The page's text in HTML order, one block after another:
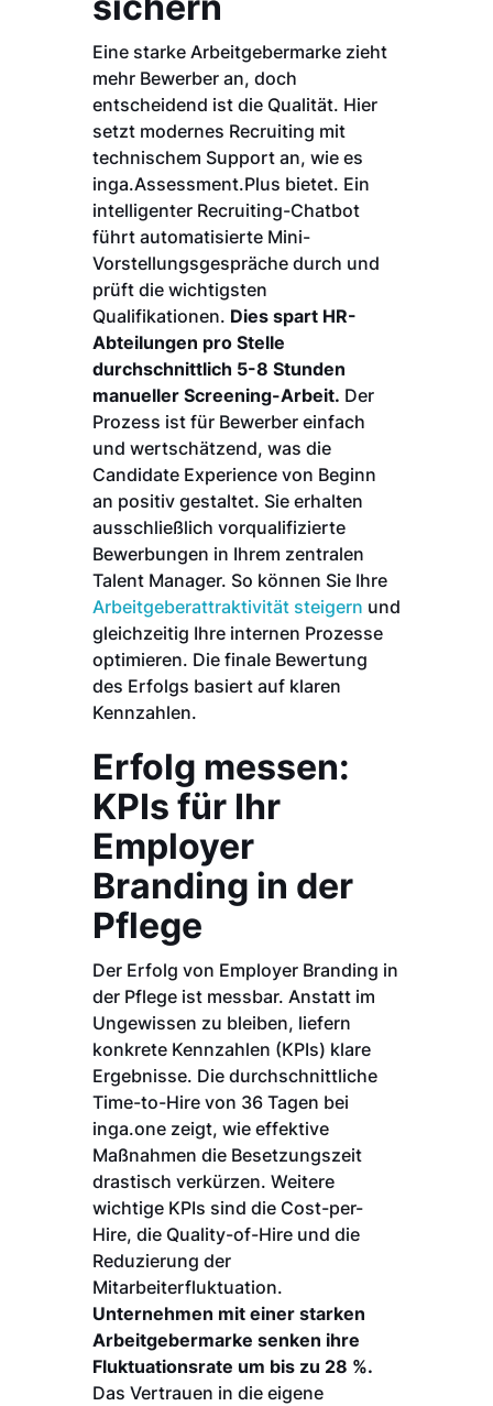
Eine starke Arbeitgebermarke zieht
mehr Bewerber an, doch
entscheidend ist die Qualität. Hier
setzt modernes Recruiting mit
technischem Support an, wie es
inga.Assessment.Plus bietet. Ein
intelligenter Recruiting-Chatbot
führt automatisierte Mini-
Vorstellungsgespräche durch und
prüft die wichtigsten
Qualifikationen. Dies spart HR-
Abteilungen pro Stelle
durchschnittlich 5-8 Stunden
manueller Screening-Arbeit. Der
Prozess ist für Bewerber einfach
und wertschätzend, was die
Candidate Experience von Beginn
an positiv gestaltet. Sie erhalten
ausschließlich vorqualifizierte
Bewerbungen in Ihrem zentralen
Talent Manager. So können Sie Ihre
Arbeitgeberattraktivität steigern und
gleichzeitig Ihre internen Prozesse
optimieren. Die finale Bewertung
des Erfolgs basiert auf klaren
Kennzahlen.
Erfolg messen:
KPIs für Ihr
Employer
Branding in der
Pflege
Der Erfolg von Employer Branding in
der Pflege ist messbar. Anstatt im
Ungewissen zu bleiben, liefern
konkrete Kennzahlen (KPIs) klare
Ergebnisse. Die durchschnittliche
Time-to-Hire von 36 Tagen bei
inga.one zeigt, wie effektive
Maßnahmen die Besetzungszeit
drastisch verkürzen. Weitere
wichtige KPIs sind die Cost-per-
Hire, die Quality-of-Hire und die
Reduzierung der
Mitarbeiterfluktuation.
Unternehmen mit einer starken
Arbeitgebermarke senken ihre
Fluktuationsrate um bis zu 28 %.
Das Vertrauen in die eigene